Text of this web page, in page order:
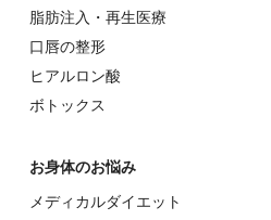
脂肪注入・再生医療
⼝唇の整形
ヒアルロン酸
ボトックス
お⾝体のお悩み
メディカルダイエット